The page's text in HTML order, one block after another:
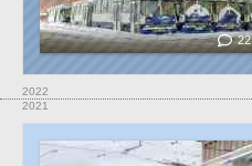
22
2022
2021